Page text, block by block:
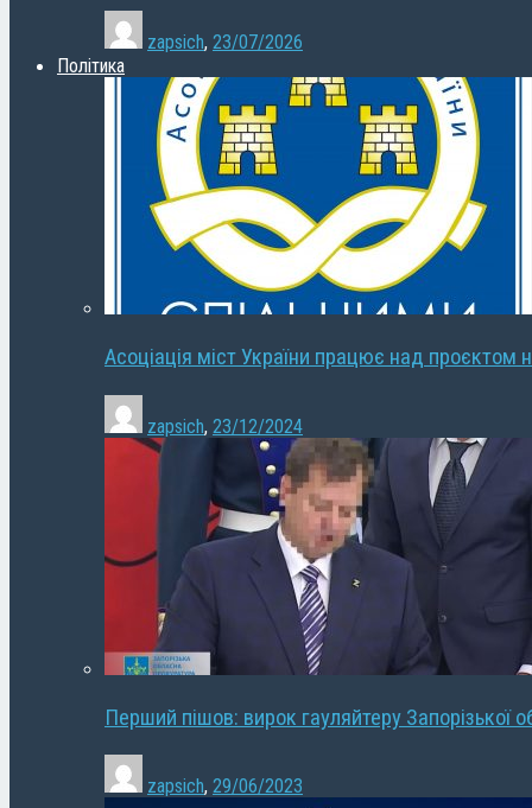
zapsich, 23/07/2026
Політика
Асоціація міст України працює над проєктом
zapsich, 23/12/2024
Перший пішов: вирок гауляйтеру Запорізької
zapsich, 29/06/2023